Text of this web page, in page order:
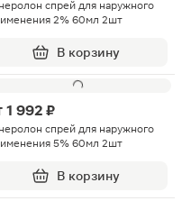
спрей для наружного
2% 60мл 2шт
В корзину
1 992 ₽
спрей для наружного
5% 60мл 2шт
В корзину